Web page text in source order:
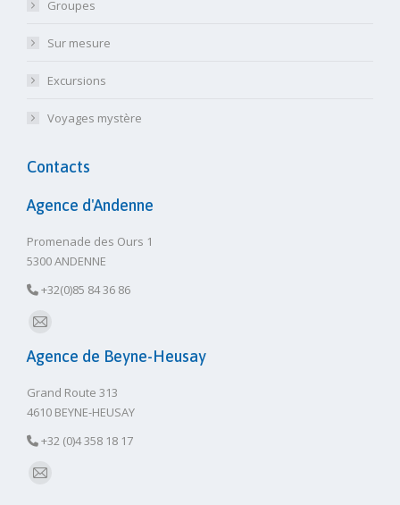
Groupes
Sur mesure
Excursions
Voyages mystère
Contacts
Agence d'Andenne
Promenade des Ours 1
5300 ANDENNE
+32(0)85 84 36 86
E-
mail
Agence de Beyne-Heusay
Grand Route 313
4610 BEYNE-HEUSAY
+32 (0)4 358 18 17
E-